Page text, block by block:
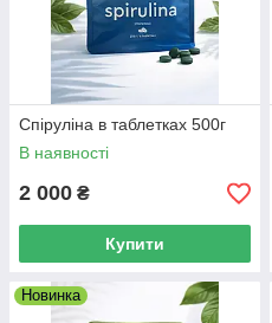
Спіруліна в таблетках 500г
В наявності
2 000 ₴
Купити
Новинка